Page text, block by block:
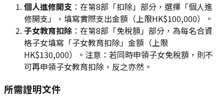
個人進修開支 ：在第8部「扣除」部分，選擇「個人進
修開支」，填寫實際支出金額（上限HK$100,000）。
子女教育扣除 ：在第8部「免稅額」部分，為每名合資
格子女填寫「子女教育扣除」金額（上限
HK$130,000）。注意：若同時申領子女免稅額，則不
可再申領子女教育扣除，反之亦然。
所需證明文件